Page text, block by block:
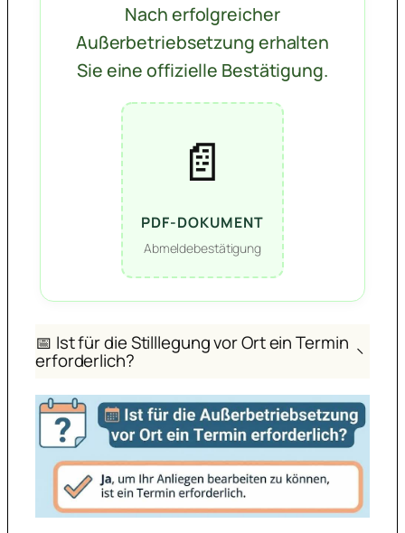
Nach erfolgreicher
Außerbetriebsetzung erhalten
Sie eine offizielle Bestätigung.
📄
PDF-DOKUMENT
Abmeldebestätigung
📅 Ist für die Stilllegung vor Ort ein Termin
erforderlich? −